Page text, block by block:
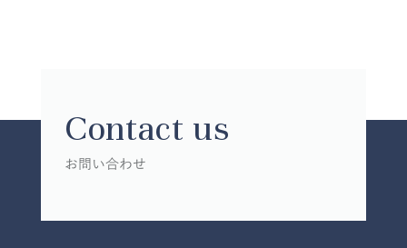
Contact us
お問い合わせ